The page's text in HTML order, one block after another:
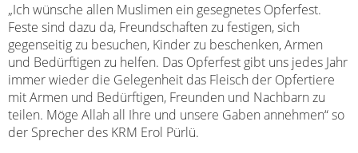
„Ich wünsche allen Muslimen ein gesegnetes Opferfest.
Feste sind dazu da, Freundschaften zu festigen, sich
gegenseitig zu besuchen, Kinder zu beschenken, Armen
und Bedürftigen zu helfen. Das Opferfest gibt uns jedes Jahr
immer wieder die Gelegenheit das Fleisch der Opfertiere
mit Armen und Bedürftigen, Freunden und Nachbarn zu
teilen. Möge Allah all Ihre und unsere Gaben annehmen“ so
der Sprecher des KRM Erol Pürlü.